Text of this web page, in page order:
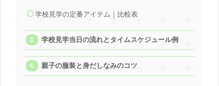
学校見学の定番アイテム｜比較表
学校見学当日の流れとタイムスケジュール例
親子の服装と身だしなみのコツ